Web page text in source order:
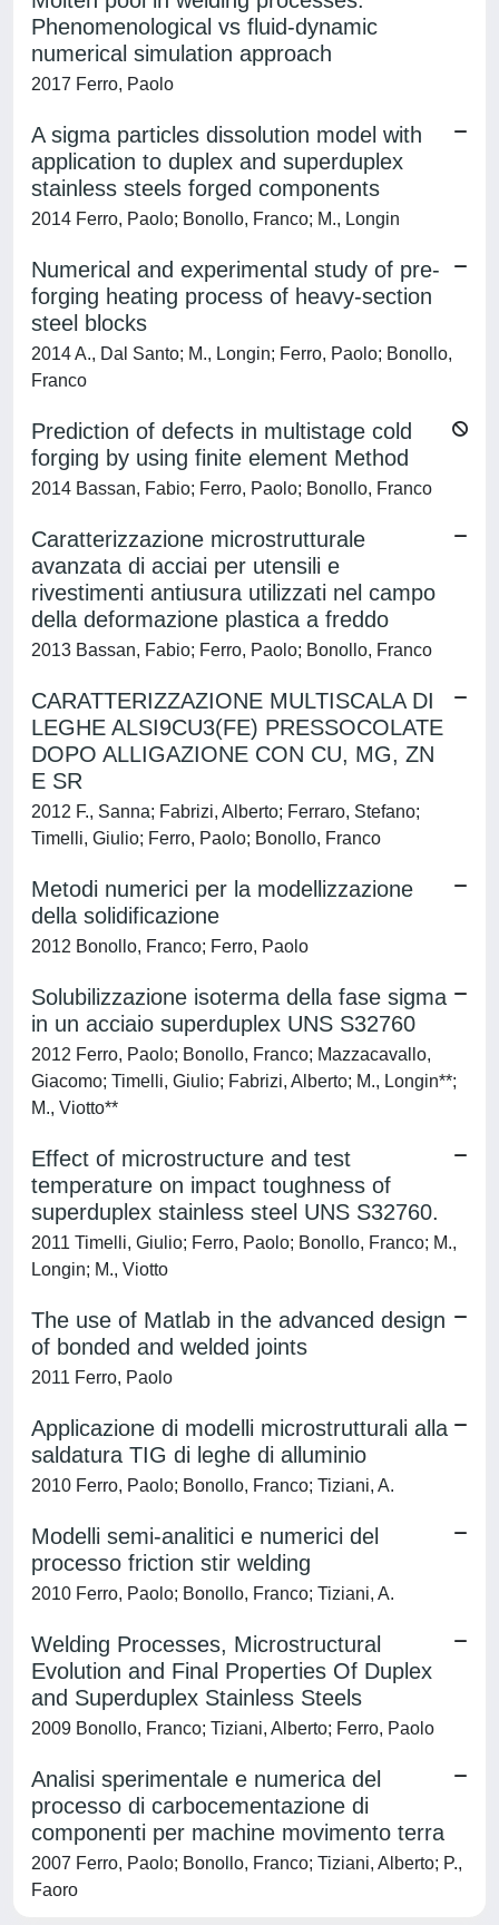
Phenomenological vs fluid-dynamic
numerical simulation approach
2017 Ferro, Paolo
A sigma particles dissolution model with
application to duplex and superduplex
stainless steels forged components
2014 Ferro, Paolo; Bonollo, Franco; M., Longin
Numerical and experimental study of pre-
forging heating process of heavy-section
steel blocks
2014 A., Dal Santo; M., Longin; Ferro, Paolo; Bonollo,
Franco
Prediction of defects in multistage cold
forging by using finite element Method
2014 Bassan, Fabio; Ferro, Paolo; Bonollo, Franco
Caratterizzazione microstrutturale
avanzata di acciai per utensili e
rivestimenti antiusura utilizzati nel campo
della deformazione plastica a freddo
2013 Bassan, Fabio; Ferro, Paolo; Bonollo, Franco
CARATTERIZZAZIONE MULTISCALA DI
LEGHE ALSI9CU3(FE) PRESSOCOLATE
DOPO ALLIGAZIONE CON CU, MG, ZN
E SR
2012 F., Sanna; Fabrizi, Alberto; Ferraro, Stefano;
Timelli, Giulio; Ferro, Paolo; Bonollo, Franco
Metodi numerici per la modellizzazione
della solidificazione
2012 Bonollo, Franco; Ferro, Paolo
Solubilizzazione isoterma della fase sigma
in un acciaio superduplex UNS S32760
2012 Ferro, Paolo; Bonollo, Franco; Mazzacavallo,
Giacomo; Timelli, Giulio; Fabrizi, Alberto; M., Longin**;
M., Viotto**
Effect of microstructure and test
temperature on impact toughness of
superduplex stainless steel UNS S32760.
2011 Timelli, Giulio; Ferro, Paolo; Bonollo, Franco; M.,
Longin; M., Viotto
The use of Matlab in the advanced design
of bonded and welded joints
2011 Ferro, Paolo
Applicazione di modelli microstrutturali alla
saldatura TIG di leghe di alluminio
2010 Ferro, Paolo; Bonollo, Franco; Tiziani, A.
Modelli semi-analitici e numerici del
processo friction stir welding
2010 Ferro, Paolo; Bonollo, Franco; Tiziani, A.
Welding Processes, Microstructural
Evolution and Final Properties Of Duplex
and Superduplex Stainless Steels
2009 Bonollo, Franco; Tiziani, Alberto; Ferro, Paolo
Analisi sperimentale e numerica del
processo di carbocementazione di
componenti per machine movimento terra
2007 Ferro, Paolo; Bonollo, Franco; Tiziani, Alberto; P.,
Faoro